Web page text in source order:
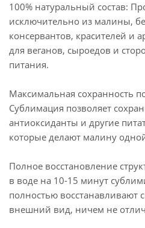
100% натуральный состав:
исключительно из малины,
консервантов, красителей и
для веганов, сыроедов и
питания.
Максимальная сохранность
Сублимация позволяет
антиоксиданты и другие
которые делают малину
Полное восстановление
в воде на 10-15 минут
полностью восстанавливают
внешний вид, ничем не